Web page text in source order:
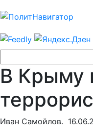
В Крыму
Иван Самойлов.